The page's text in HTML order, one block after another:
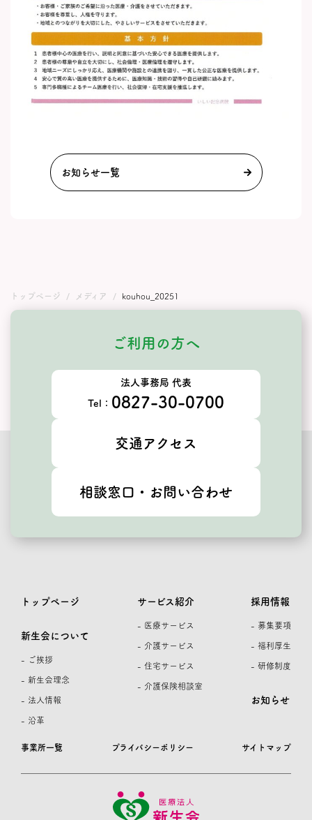
お知らせ一覧
トップページ メディア kouhou_20251
ご利用の方へ
法人事務局 代表
Tel： 0827-30-0700
交通アクセス
相談窓口・お問い合わせ
事業所一覧 プライバシーポリシー サイトマップ
トップページ
新生会について
- ご挨拶
- 新生会理念
- 法人情報
- 沿革
サービス紹介
- 医療サービス
- 介護サービス
- 住宅サービス
- 介護保険相談室
採用情報
- 募集要項
- 福利厚生
- 研修制度
お知らせ